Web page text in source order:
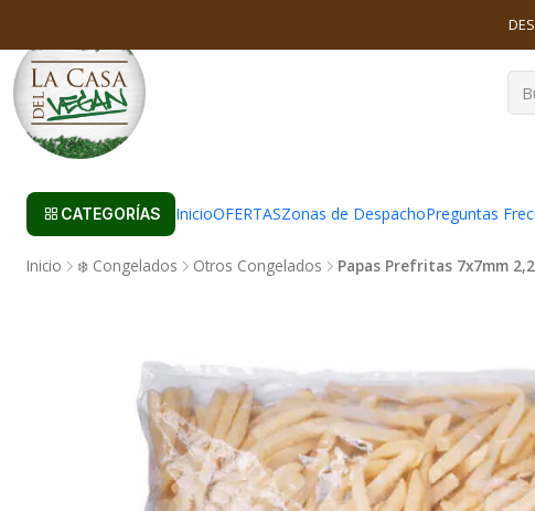
CATEGORÍAS InicioOFERTASZonas de DespachoPreguntas
Inicio ❄️ Congelados Otros Congelados Papas Prefritas 7x7mm